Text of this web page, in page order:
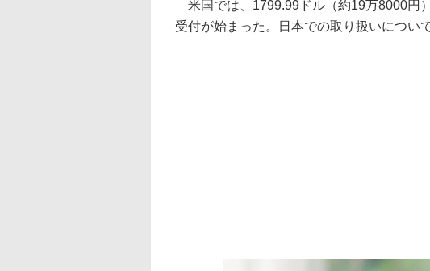
米国では、1799.99ドル（約19万8000円
受付が始まった。日本での取り扱いについ